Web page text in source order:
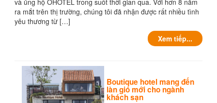
và ủng hộ OHOTEL trong suốt thời gian qua. Với hơn 8 năm
ra mắt trên thị trường, chúng tôi đã nhận được rất nhiều tình
yêu thương từ […]
Xem tiếp...
Boutique hotel mang đến
làn gió mới cho ngành
khách sạn